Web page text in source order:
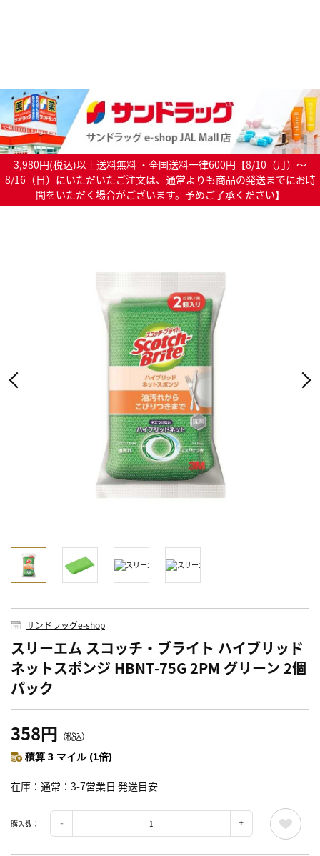
3,980円(税込)以上送料無料 ・全国送料一律600円【8/10（月）～
8/16（日）にいただいたご注文は、通常よりも商品の発送までにお時
間をいただく場合がございます。予めご了承ください】
サンドラッグe-shop
スリーエム スコッチ・ブライト ハイブリッド
ネットスポンジ HBNT-75G 2PM グリーン 2個
パック
358円 （税込）
積算 3 マイル (1倍)
在庫 通常：3-7営業日 発送目安
購入数：